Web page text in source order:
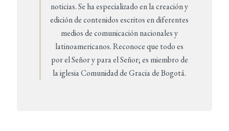
noticias. Se ha especializado en la creación y
edición de contenidos escritos en diferentes
medios de comunicación nacionales y
latinoamericanos. Reconoce que todo es
por el Señor y para el Señor; es miembro de
la iglesia Comunidad de Gracia de Bogotá.